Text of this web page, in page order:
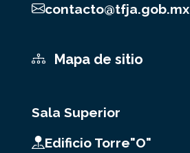
contacto@tfja.gob.mx
Mapa de sitio
Sala Superior
Edificio Torre"O"